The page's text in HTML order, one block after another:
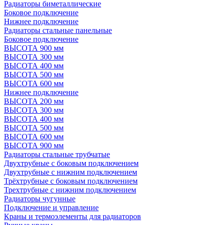
Радиаторы биметаллические
Боковое подключение
Нижнее подключение
Радиаторы стальные панельные
Боковое подключение
ВЫСОТА 900 мм
ВЫСОТА 300 мм
ВЫСОТА 400 мм
ВЫСОТА 500 мм
ВЫСОТА 600 мм
Нижнее подключение
ВЫСОТА 200 мм
ВЫСОТА 300 мм
ВЫСОТА 400 мм
ВЫСОТА 500 мм
ВЫСОТА 600 мм
ВЫСОТА 900 мм
Радиаторы стальные трубчатые
Двухтрубные с боковым подключением
Двухтрубные с нижним подключением
Трёхтрубные с боковым подключением
Трехтрубные с нижним подключением
Радиаторы чугунные
Подключение и управление
Краны и термоэлементы для радиаторов